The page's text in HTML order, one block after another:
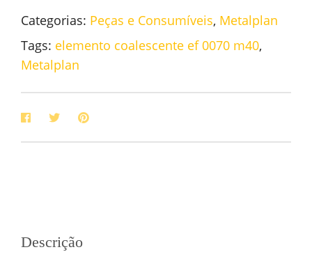
Categorias: Peças e Consumíveis, Metalplan
Tags: elemento coalescente ef 0070 m40,
Metalplan
Descrição